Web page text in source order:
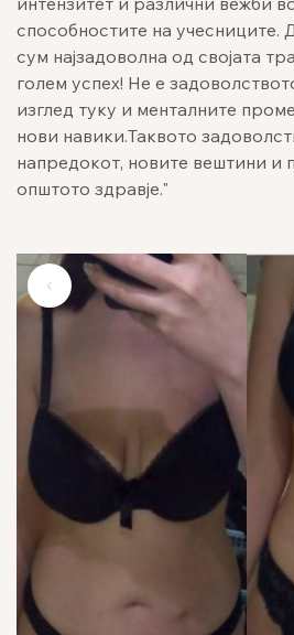
способностите на учесниците.
сум најзадоволна од својата
голем успех! Не е
изглед туку и менталните
нови навики.Таквото
напредокот, новите вештини и
општото здравје."